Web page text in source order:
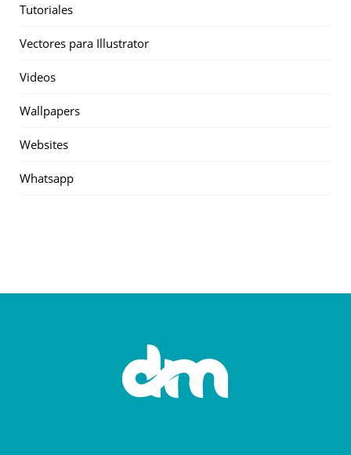
Tutoriales
Vectores para Illustrator
Videos
Wallpapers
Websites
Whatsapp